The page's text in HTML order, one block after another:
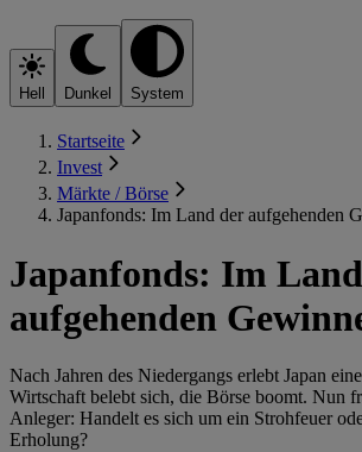
Hell Dunkel System
Startseite
Invest
Märkte / Börse
Japanfonds: Im Land der aufgehenden
Japanfonds: Im
aufgehenden
Nach Jahren des Niedergangs erlebt Japan
Wirtschaft belebt sich, die Börse boomt. Nun
Anleger: Handelt es sich um ein Strohfeuer
Erholung?